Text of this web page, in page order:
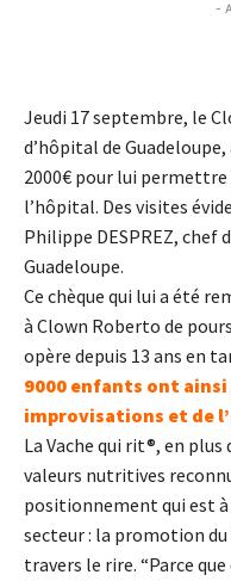
-
Jeudi 17 septembre, le
d’hôpital de Guadeloupe,
2000€ pour lui permettre
l’hôpital. Des visites
Philippe DESPREZ, chef
Guadeloupe.
Ce chèque qui lui a été
à Clown Roberto de
opère depuis 13 ans en
9000 enfants ont ainsi
improvisations et de
La Vache qui rit®​, en
valeurs nutritives
positionnement qui est à
secteur : la promotion
travers le rire.​ “Parce